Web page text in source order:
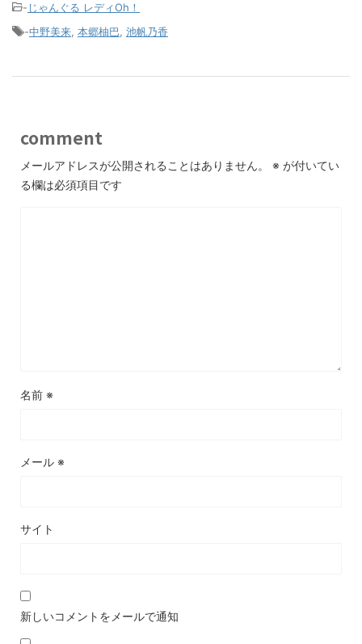
- じゃんぐる レディOh！
-中野美来 本郷柚巴 池帆乃香
comment
メールアドレスが公開されることはありません。 ※ が付いてい
る欄は必須項目です
名前 ※
メール ※
サイト
新しいコメントをメールで通知